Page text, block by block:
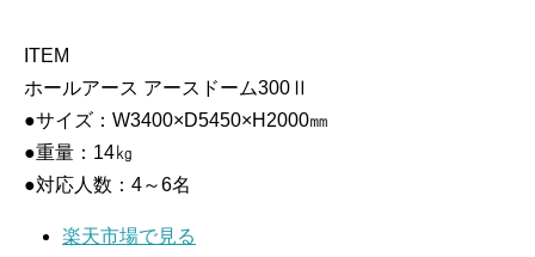
ITEM
ホールアース アースドーム300Ⅱ
●サイズ：W3400×D5450×H2000㎜
●重量：14㎏
●対応人数：4～6名
楽天市場で見る